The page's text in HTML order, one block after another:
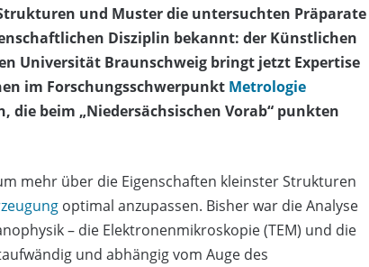
und Muster die untersuchten Präparate
Disziplin bekannt: der Künstlichen
Universität Braunschweig bringt jetzt Expertise
im Forschungsschwerpunkt Metrologie
beim „Niedersächsischen Vorab“ punkten
mehr über die Eigenschaften kleinster Strukturen
optimal anzupassen. Bisher war die Analyse
– die Elektronenmikroskopie (TEM) und die
und abhängig vom Auge des